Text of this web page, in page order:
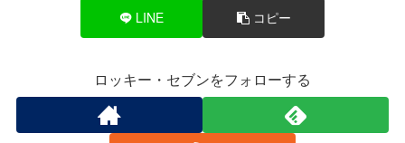
LINE コピー
ロッキー・セブンをフォローする